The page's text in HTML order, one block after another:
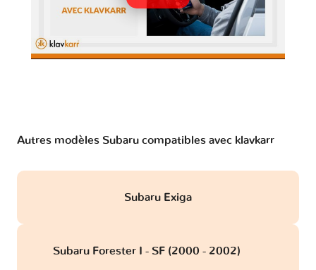
Autres modèles Subaru compatibles avec klavkarr
Subaru Exiga
Subaru Forester I - SF (2000 - 2002)